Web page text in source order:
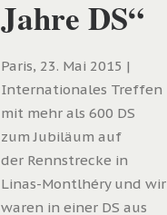
Jahre DS“
Paris, 23. Mai 2015 |
Internationales Treffen
mit mehr als 600 DS
zum Jubiläum auf
der Rennstrecke in
Linas-Montlhéry und wir
waren in einer DS aus